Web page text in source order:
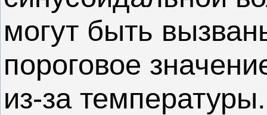
могут быть
пороговое
из-за температуры.